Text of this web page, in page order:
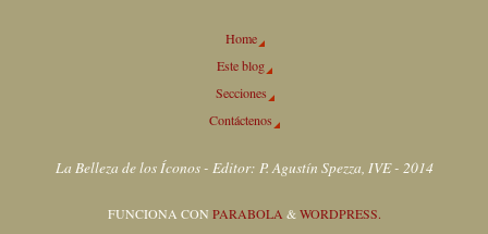
Home
Este blog
Secciones
Contáctenos
La Belleza de los Íconos - Editor: P. Agustín Spezza, IVE - 2014
FUNCIONA CON PARABOLA & WORDPRESS.